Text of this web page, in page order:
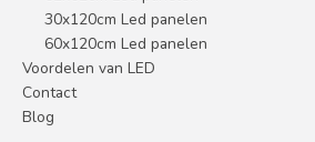
30x120cm Led panelen
60x120cm Led panelen
Voordelen van LED
Contact
Blog